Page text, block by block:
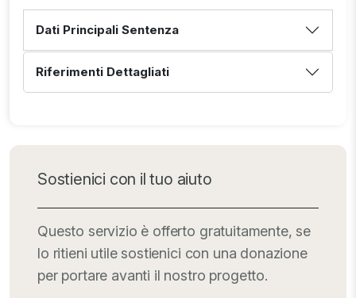
Dati Principali Sentenza
Riferimenti Dettagliati
Sostienici con il tuo aiuto
Questo servizio è offerto gratuitamente, se
lo ritieni utile sostienici con una donazione
per portare avanti il nostro progetto.